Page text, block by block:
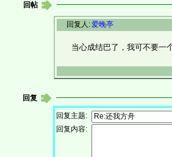
回帖
回复人:爱晚亭
当心成结巴了，我可不要一
回复
回复主题:
回复内容: